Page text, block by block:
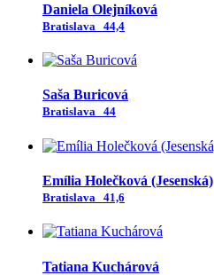
Daniela Olejníková
Bratislava 44,4
Saša Buricová
Bratislava 44
Emília Holečková (Jesenská)
Bratislava 41,6
Tatiana Kuchárová